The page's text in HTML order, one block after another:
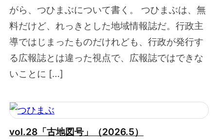
がら、つひまぶについて書く。 つひまぶは、無
料だけど、れっきとした地域情報誌だ。行政主
導ではじまったものだけれども、行政が発行す
る広報誌とは違った視点で、広報誌ではできな
いことに […]
vol.28「古地図号」（2026.5）